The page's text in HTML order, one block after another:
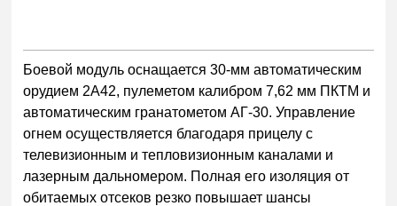
Боевой модуль оснащается 30-мм автоматическим
орудием 2А42, пулеметом калибром 7,62 мм ПКТМ и
автоматическим гранатометом АГ-30. Управление
огнем осуществляется благодаря прицелу с
телевизионным и тепловизионным каналами и
лазерным дальномером. Полная его изоляция от
обитаемых отсеков резко повышает шансы